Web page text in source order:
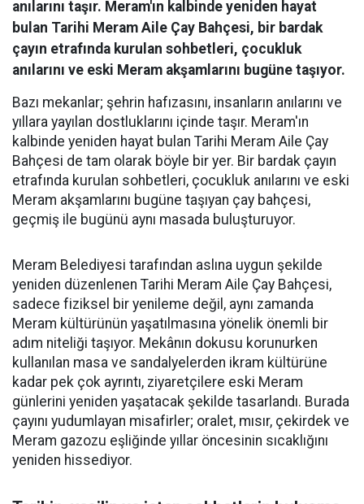
anılarını taşır. Meram'ın kalbinde yeniden hayat
bulan Tarihi Meram Aile Çay Bahçesi, bir bardak
çayın etrafında kurulan sohbetleri, çocukluk
anılarını ve eski Meram akşamlarını bugüne taşıyor.
Bazı mekanlar; şehrin hafızasını, insanların anılarını ve
yıllara yayılan dostluklarını içinde taşır. Meram'ın
kalbinde yeniden hayat bulan Tarihi Meram Aile Çay
Bahçesi de tam olarak böyle bir yer. Bir bardak çayın
etrafında kurulan sohbetleri, çocukluk anılarını ve eski
Meram akşamlarını bugüne taşıyan çay bahçesi,
geçmiş ile bugünü aynı masada buluşturuyor.
Meram Belediyesi tarafından aslına uygun şekilde
yeniden düzenlenen Tarihi Meram Aile Çay Bahçesi,
sadece fiziksel bir yenileme değil, aynı zamanda
Meram kültürünün yaşatılmasına yönelik önemli bir
adım niteliği taşıyor. Mekânın dokusu korunurken
kullanılan masa ve sandalyelerden ikram kültürüne
kadar pek çok ayrıntı, ziyaretçilere eski Meram
günlerini yeniden yaşatacak şekilde tasarlandı. Burada
çayını yudumlayan misafirler; oralet, mısır, çekirdek ve
Meram gazozu eşliğinde yıllar öncesinin sıcaklığını
yeniden hissediyor.